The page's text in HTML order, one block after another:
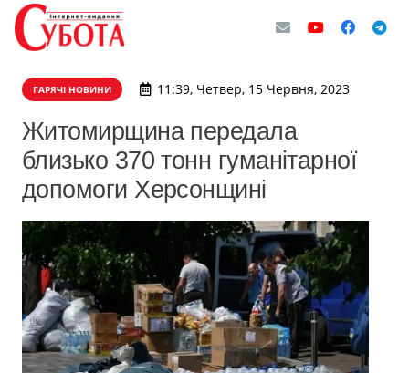
ГАРЯЧІ НОВИНИ 11:39, Четвер, 15 Червня, 2023
Житомирщина передала
близько 370 тонн гуманітарної
допомоги Херсонщині